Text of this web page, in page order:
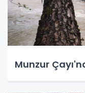
Munzur